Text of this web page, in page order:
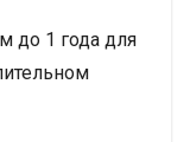
до 1 года для